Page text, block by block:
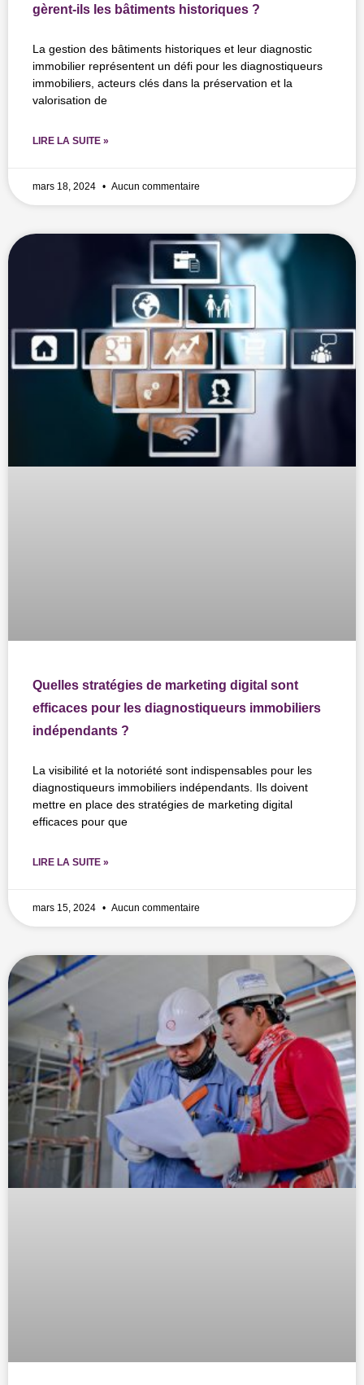
gèrent-ils les bâtiments historiques ?
La gestion des bâtiments historiques et leur diagnostic
immobilier représentent un défi pour les diagnostiqueurs
immobiliers, acteurs clés dans la préservation et la
valorisation de
LIRE LA SUITE »
mars 18, 2024 Aucun commentaire
Quelles stratégies de marketing digital sont
efficaces pour les diagnostiqueurs immobiliers
indépendants ?
La visibilité et la notoriété sont indispensables pour les
diagnostiqueurs immobiliers indépendants. Ils doivent
mettre en place des stratégies de marketing digital
efficaces pour que
LIRE LA SUITE »
mars 15, 2024 Aucun commentaire